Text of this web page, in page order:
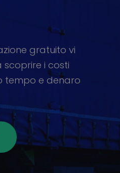
gratuito vi
i costi
tempo e denaro